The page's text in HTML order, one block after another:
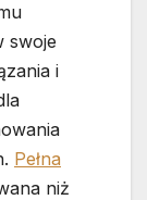
swoje
i
Pełna
niż